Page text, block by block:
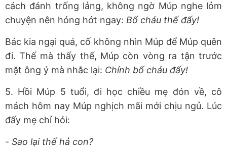
cách đánh trống lảng, không ngờ Múp nghe lỏm
chuyện nên hóng hớt ngay: Bố cháu thế đấy!
Bác kia ngại quá, cố không nhìn Múp để Múp quên
đi. Thế mà thấy thế, Múp còn vòng ra tận trước
mặt ông ý mà nhắc lại: Chính bố cháu đấy!
5. Hồi Múp 5 tuổi, đi học chiều mẹ đón về, cô
mách hôm nay Múp nghịch mãi mới chịu ngủ. Lúc
đấy mẹ chỉ hỏi:
- Sao lại thế hả con?